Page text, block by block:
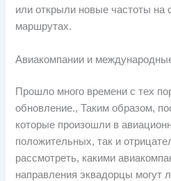
или открыли новые частоты на
маршрутах.
Авиакомпании и
Прошло много времени с тех
обновление., Таким образом,
которые произошли в
положительных, так и
рассмотреть, какими
направления эквадорцы могут